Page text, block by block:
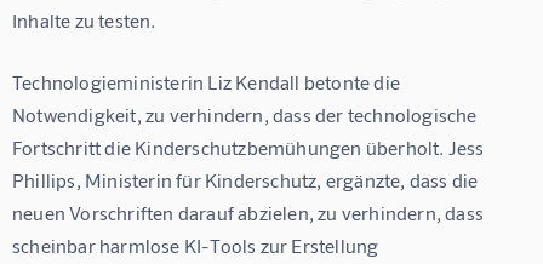
Inhalte zu testen.
Technologieministerin Liz Kendall betonte die
Notwendigkeit, zu verhindern, dass der technologische
Fortschritt die Kinderschutzbemühungen überholt. Jess
Phillips, Ministerin für Kinderschutz, ergänzte, dass die
neuen Vorschriften darauf abzielen, zu verhindern, dass
scheinbar harmlose KI-Tools zur Erstellung